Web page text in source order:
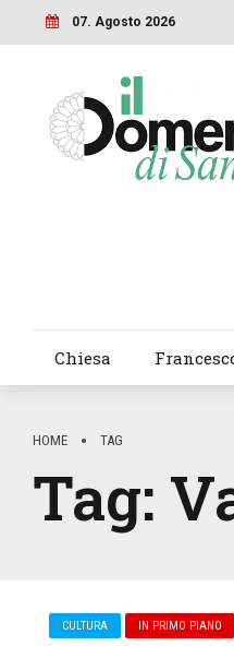
07. Agosto 2026
Chiesa
HOME TAG
Tag:
CULTURA IN PRIMO PIANO